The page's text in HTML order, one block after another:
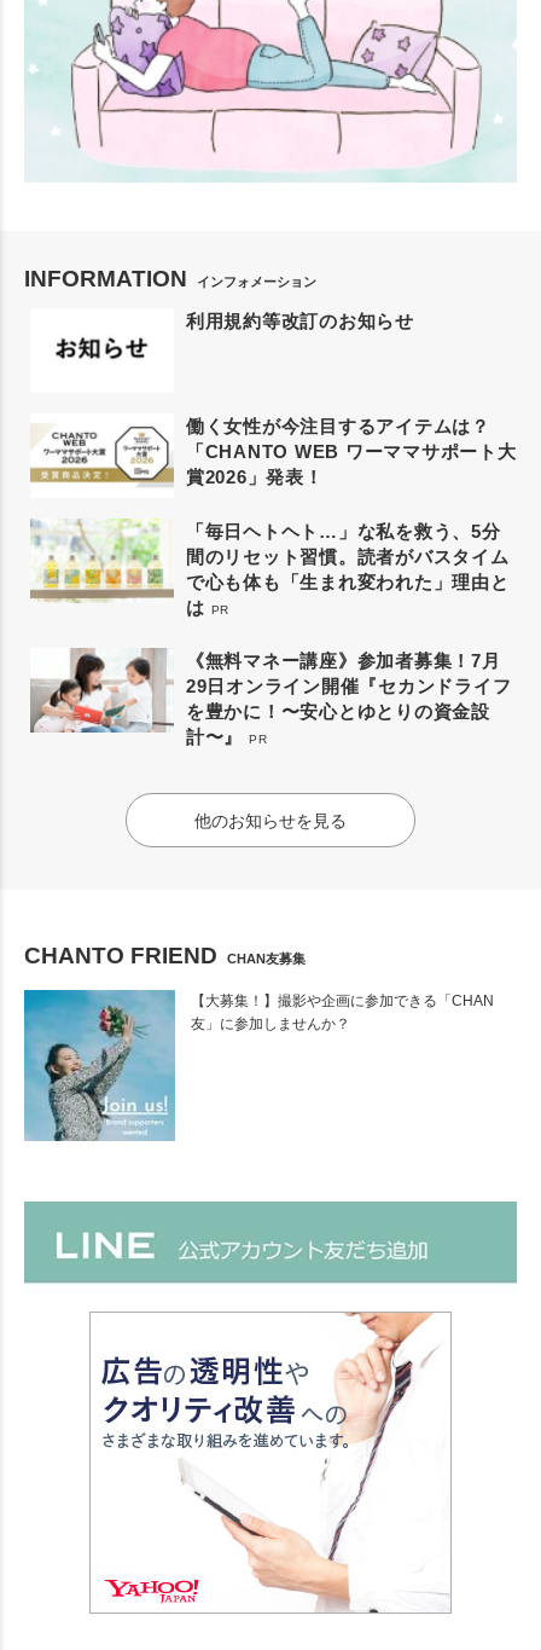
INFORMATION インフォメーション
利用規約等改訂のお知らせ
働く女性が今注目するアイテムは？
「CHANTO WEB ワーママサポート大
賞2026」発表！
「毎日ヘトヘト…」な私を救う、5分
間のリセット習慣。読者がバスタイム
で心も体も「生まれ変われた」理由と
は PR
《無料マネー講座》参加者募集！7月
29日オンライン開催『セカンドライフ
を豊かに！〜安心とゆとりの資金設
計〜』
PR
他のお知らせを見る
CHANTO FRIEND CHAN友募集
【大募集！】撮影や企画に参加できる「CHAN
友」に参加しませんか？